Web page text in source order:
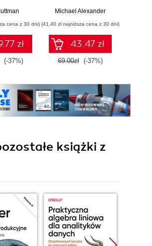
cena z 30 dni)
zł
(-37%)
Michael Alexander
(41,40 zł najniższa cena z 30 dni)
43.47 zł
69.00zł (-37%)
książki z